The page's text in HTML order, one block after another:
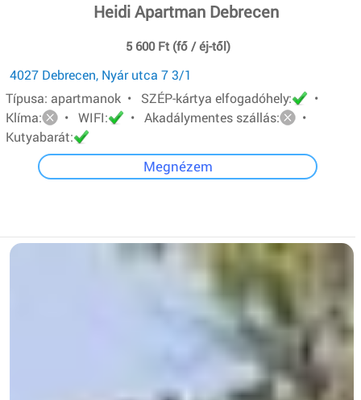
Heidi Apartman Debrecen
5 600 Ft (fő / éj-től)
4027 Debrecen, Nyár utca 7 3/1
Típusa: apartmanok • SZÉP-kártya elfogadóhely:
•
Klíma:
• WIFI: • Akadálymentes szállás:
•
Kutyabarát:
Megnézem